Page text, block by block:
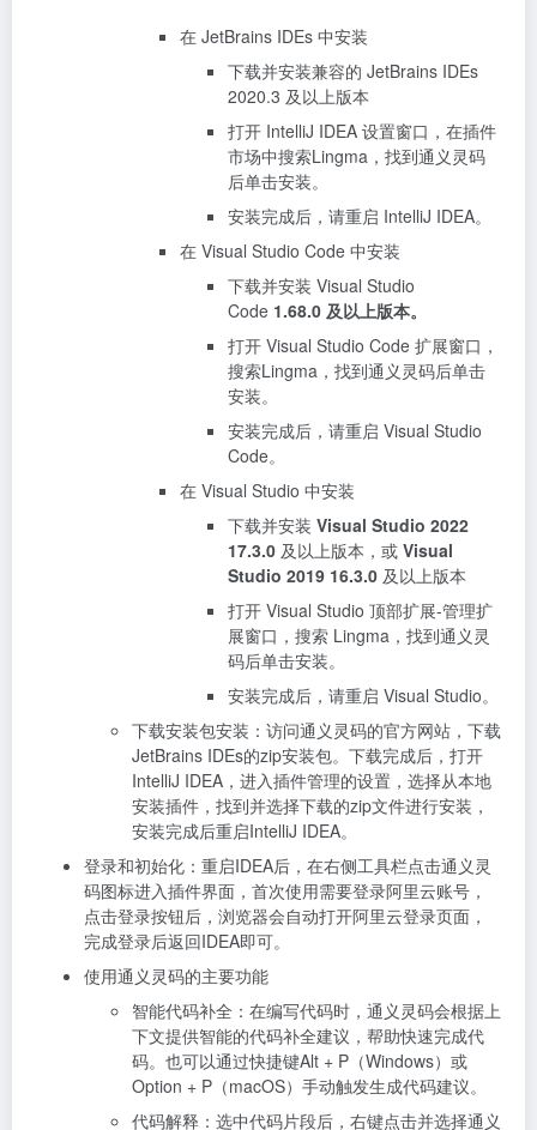
在 JetBrains IDEs 中安装
下载并安装兼容的 JetBrains IDEs
2020.3 及以上版本
打开 IntelliJ IDEA 设置窗口，在插件
市场中搜索Lingma，找到通义灵码
后单击安装。
安装完成后，请重启 IntelliJ IDEA。
在 Visual Studio Code 中安装
下载并安装 Visual Studio
Code 1.68.0 及以上版本。
打开 Visual Studio Code 扩展窗口，
搜索Lingma，找到通义灵码后单击
安装。
安装完成后，请重启 Visual Studio
Code。
在 Visual Studio 中安装
下载并安装 Visual Studio 2022
17.3.0 及以上版本，或 Visual
Studio 2019 16.3.0 及以上版本
打开 Visual Studio 顶部扩展-管理扩
展窗口，搜索 Lingma，找到通义灵
码后单击安装。
安装完成后，请重启 Visual Studio。
下载安装包安装：访问通义灵码的官方网站，下载
JetBrains IDEs的zip安装包。下载完成后，打开
IntelliJ IDEA，进入插件管理的设置，选择从本地
安装插件，找到并选择下载的zip文件进行安装，
安装完成后重启IntelliJ IDEA。
登录和初始化：重启IDEA后，在右侧工具栏点击通义灵
码图标进入插件界面，首次使用需要登录阿里云账号，
点击登录按钮后，浏览器会自动打开阿里云登录页面，
完成登录后返回IDEA即可。
使用通义灵码的主要功能
智能代码补全：在编写代码时，通义灵码会根据上
下文提供智能的代码补全建议，帮助快速完成代
码。也可以通过快捷键Alt + P（Windows）或
Option + P（macOS）手动触发生成代码建议。
代码解释：选中代码片段后，右键点击并选择通义